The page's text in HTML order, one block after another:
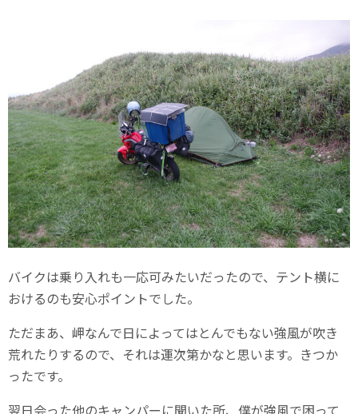
バイクは乗り入れも一応可みたいだったので、テント横に
おけるのも安心ポイントでした。
ただまあ、岬なんで日によってはとんでもない強風が吹き
荒れたりするので、それは運次第かなと思います。きつか
ったです。